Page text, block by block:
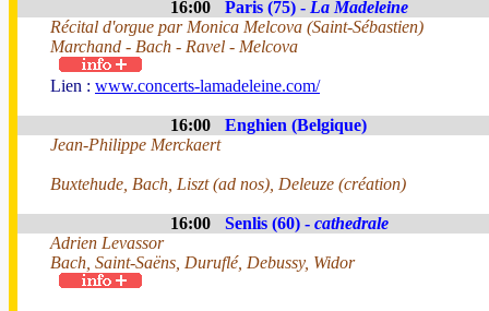
16:00 Paris (75) - La Madeleine
Récital d'orgue par Monica Melcova (Saint-Sébastien)
Marchand - Bach - Ravel - Melcova
Lien : www.concerts-lamadeleine.com/
16:00
Enghien (Belgique)
Jean-Philippe Merckaert
Buxtehude, Bach, Liszt (ad nos), Deleuze (création)
16:00 Senlis (60) - cathedrale
Adrien Levassor
Bach, Saint-Saëns, Duruflé, Debussy, Widor